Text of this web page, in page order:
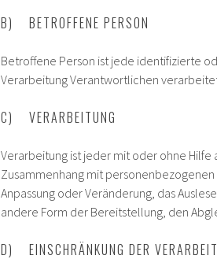
B) BETROFFENE PERSON
Betroffene Person ist jede identifizierte
Verarbeitung Verantwortlichen
C) VERARBEITUNG
Verarbeitung ist jeder mit oder ohne
Zusammenhang mit personenbezogenen
Anpassung oder Veränderung, das
andere Form der Bereitstellung, den
D) EINSCHRÄNKUNG DER